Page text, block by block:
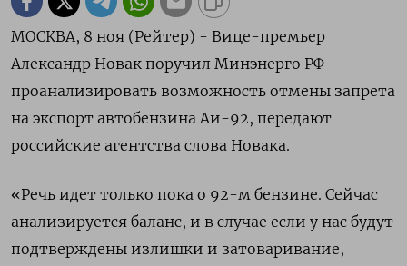
МОСКВА, 8 ноя (Рейтер) - Вице-премьер
Александр Новак поручил Минэнерго РФ
проанализировать возможность отмены запрета
на экспорт автобензина Аи-92, передают
российские агентства слова Новака.
«Речь идет только пока о 92-м бензине. Сейчас
анализируется баланс, и в случае если у нас будут
подтверждены излишки и затоваривание,